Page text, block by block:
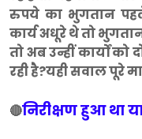
रुपये का भुगतान
कार्य अधूरे थे तो
तो अब उन्हीं कार्यों
रही है?यही सवाल पूरे
🔴निरीक्षण हुआ था